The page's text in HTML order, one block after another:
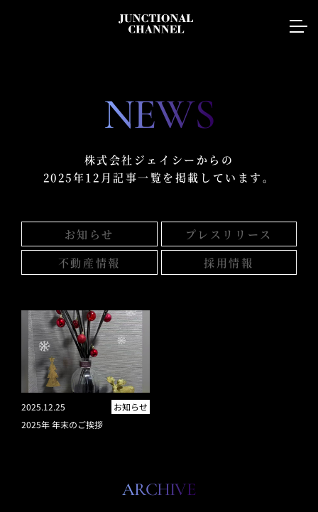
NEWS
株式会社ジェイシーからの
2025年12月記事一覧を掲載しています。
お知らせ
プレスリリース
不動産情報
採用情報
2025.12.25
お知らせ
2025年 年末のご挨拶
ARCHIVE